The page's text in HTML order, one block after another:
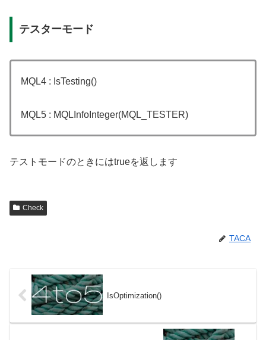
テスターモード
MQL4 : IsTesting()
MQL5 : MQLInfoInteger(MQL_TESTER)
テストモードのときにはtrueを返します
Check
TACA
IsOptimization()